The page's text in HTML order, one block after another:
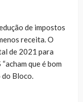
de impostos
receita. O
de 2021 para
que é bom
do Bloco.